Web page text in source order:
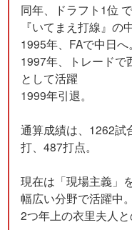
同年、ドラフト1位
『いてまえ打線』の
1995年、FAで中日へ。
1997年、トレードで
として活躍
1999年引退。
通算成績は、1262試
打、487打点。
現在は「現場主義」
幅広い分野で活躍中。
2つ年上の衣里夫人と